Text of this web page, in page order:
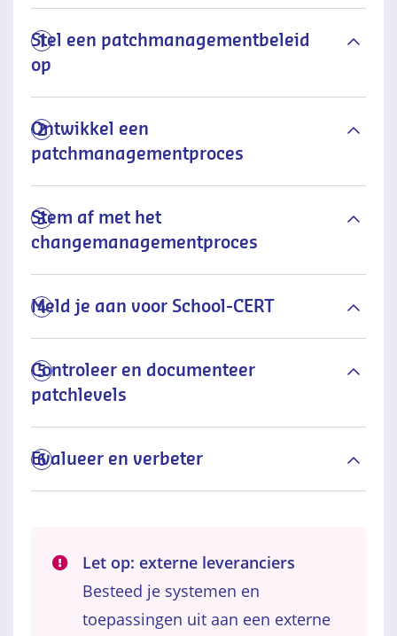
1
Stel een patchmanagementbeleid
op
2
Ontwikkel een
patchmanagementproces
3
Stem af met het
changemanagementproces
4
Meld je aan voor School-CERT
5
Controleer en documenteer
patchlevels
6
Evalueer en verbeter
Let op: externe leveranciers
Besteed je systemen en
toepassingen uit aan een externe